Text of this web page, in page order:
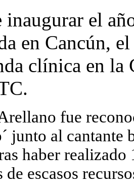
inaugurar el
en Cancún,
clínica en
fue
junto al
haber realizado
de escasos